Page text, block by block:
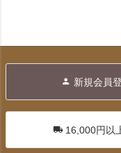
新規会員
16,000円以